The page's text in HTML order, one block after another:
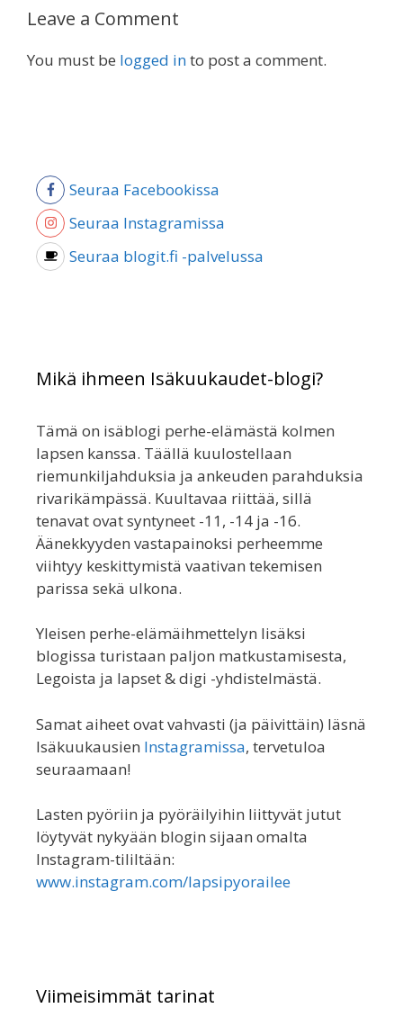
Leave a Comment
You must be logged into post a comment.
Seuraa Facebookissa
Seuraa Instagramissa
Seuraa blogit.fi -palvelussa
Mikä ihmeen Isäkuukaudet-blogi?
Tämä on isäblogi perhe-elämästä kolmen
lapsen kanssa. Täällä kuulostellaan
riemunkiljahduksia ja ankeuden parahduksia
rivarikämpässä. Kuultavaa riittää, sillä
tenavat ovat syntyneet -11, -14 ja -16.
Äänekkyyden vastapainoksi perheemme
viihtyy keskittymistä vaativan tekemisen
parissa sekä ulkona.
Yleisen perhe-elämäihmettelyn lisäksi
blogissa turistaan paljon matkustamisesta,
Legoista ja lapset & digi -yhdistelmästä.
Samat aiheet ovat vahvasti (ja päivittäin) läsnä
Isäkuukausien Instagramissa, tervetuloa
seuraamaan!
Lasten pyöriin ja pyöräilyihin liittyvät jutut
löytyvät nykyään blogin sijaan omalta
Instagram-tililtään:
www.instagram.com/lapsipyorailee
Viimeisimmät tarinat